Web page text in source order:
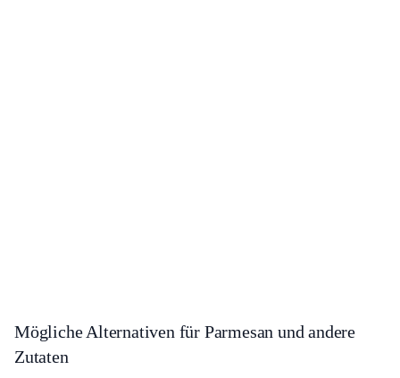
Mögliche Alternativen für Parmesan und andere
Zutaten